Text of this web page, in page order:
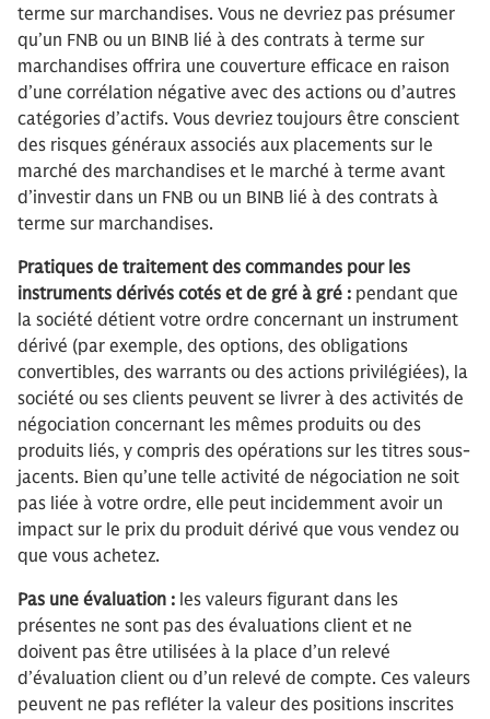
terme sur marchandises. Vous ne devriez pas présumer
qu’un FNB ou un BINB lié à des contrats à terme sur
marchandises offrira une couverture efficace en raison
d’une corrélation négative avec des actions ou d’autres
catégories d’actifs. Vous devriez toujours être conscient
des risques généraux associés aux placements sur le
marché des marchandises et le marché à terme avant
d’investir dans un FNB ou un BINB lié à des contrats à
terme sur marchandises.
Pratiques de traitement des commandes pour les
instruments dérivés cotés et de gré à gré : pendant que
la société détient votre ordre concernant un instrument
dérivé (par exemple, des options, des obligations
convertibles, des warrants ou des actions privilégiées), la
société ou ses clients peuvent se livrer à des activités de
négociation concernant les mêmes produits ou des
produits liés, y compris des opérations sur les titres sous-
jacents. Bien qu’une telle activité de négociation ne soit
pas liée à votre ordre, elle peut incidemment avoir un
impact sur le prix du produit dérivé que vous vendez ou
que vous achetez.
Pas une évaluation : les valeurs figurant dans les
présentes ne sont pas des évaluations client et ne
doivent pas être utilisées à la place d’un relevé
d’évaluation client ou d’un relevé de compte. Ces valeurs
peuvent ne pas refléter la valeur des positions inscrites